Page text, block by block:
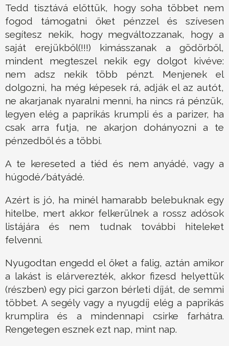
Tedd tisztává előttük, hogy soha többet nem
fogod támogatni őket pénzzel és szívesen
segítesz nekik, hogy megváltozzanak, hogy a
saját erejükből(!!!) kimásszanak a gödörből,
mindent megteszel nekik egy dolgot kivéve:
nem adsz nekik több pénzt. Menjenek el
dolgozni, ha még képesek rá, adják el az autót,
ne akarjanak nyaralni menni, ha nincs rá pénzük,
legyen elég a paprikás krumpli és a parizer, ha
csak arra futja, ne akarjon dohányozni a te
pénzedből és a többi.
A te kereseted a tiéd és nem anyádé, vagy a
húgodé/bátyádé.
Azért is jó, ha minél hamarabb belebuknak egy
hitelbe, mert akkor felkerülnek a rossz adósok
listájára és nem tudnak további hiteleket
felvenni.
Nyugodtan engedd el őket a falig, aztán amikor
a lakást is elárverezték, akkor fizesd helyettük
(részben) egy pici garzon bérleti díját, de semmi
többet. A segély vagy a nyugdíj elég a paprikás
krumplira és a mindennapi csirke farhátra.
Rengetegen esznek ezt nap, mint nap.